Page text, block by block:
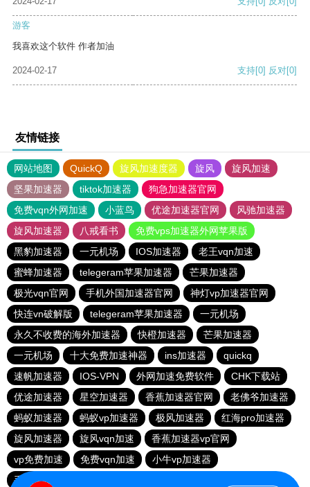
游客
我喜欢这个软件 作者加油
2024-02-17 支持[0] 反对[0]
友情链接
网站地图 QuickQ 旋风加速度器 旋风
旋风加速
坚果加速器
tiktok加速器
狗急加速器官网
免费vqn外网加速
小蓝鸟 优途加速器官网
风驰加速器
旋风加速器
八戒看书
免费vps加速器外网苹果版
黑豹加速器
一元机场 IOS加速器
老王vqn加速
蜜蜂加速器
telegeram苹果加速器
芒果加速器
极光vqn官网
手机外国加速器官网
神灯vp加速器官网
快连vn破解版
telegeram苹果加速器
一元机场
永久不收费的海外加速器
快橙加速器
芒果加速器
一元机场
十大免费加速神器 ins加速器
quickq
速帆加速器
IOS-VPN 外网加速免费软件
CHK下载站
优途加速器
星空加速器 香蕉加速器官网
老佛爷加速器
蚂蚁加速器
蚂蚁vp加速器 极风加速器
红海pro加速器
旋风加速器
旋风vqn加速
香蕉加速器vp官网
vp免费加速
免费vqn加速
小牛vp加速器
手机外国加速器官网